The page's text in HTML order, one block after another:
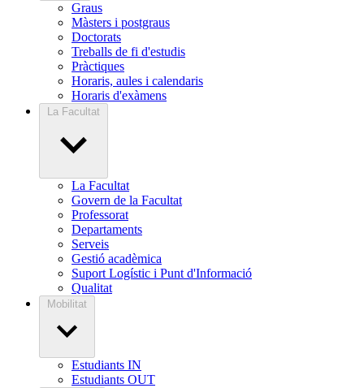
Graus
Màsters i postgraus
Doctorats
Treballs de fi d'estudis
Pràctiques
Horaris, aules i calendaris
Horaris d'exàmens
La Facultat
La Facultat
Govern de la Facultat
Professorat
Departaments
Serveis
Gestió acadèmica
Suport Logístic i Punt d'Informació
Qualitat
Mobilitat
Estudiants IN
Estudiants OUT